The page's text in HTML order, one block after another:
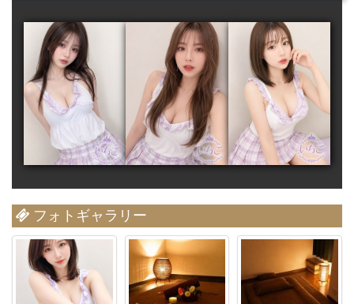
フォトギャラリー